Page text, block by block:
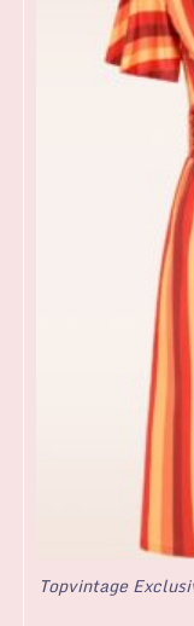
Topvintage